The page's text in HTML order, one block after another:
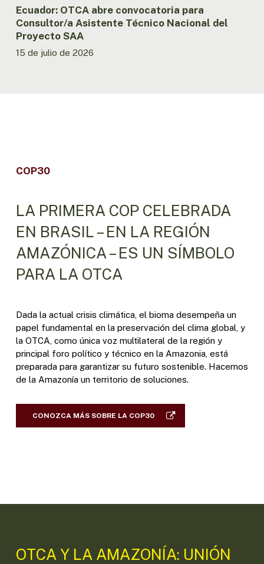
Ecuador: OTCA abre convocatoria para
Consultor/a Asistente Técnico Nacional del
Proyecto SAA
15 de julio de 2026
COP30
LA PRIMERA COP CELEBRADA
EN BRASIL – EN LA REGIÓN
AMAZÓNICA – ES UN SÍMBOLO
PARA LA OTCA
Dada la actual crisis climática, el bioma desempeña un
papel fundamental en la preservación del clima global, y
la OTCA, como única voz multilateral de la región y
principal foro político y técnico en la Amazonia, está
preparada para garantizar su futuro sostenible. Hacemos
de la Amazonía un territorio de soluciones.
CONOZCA MÁS SOBRE LA COP30
OTCA Y LA AMAZONÍA: UNIÓN